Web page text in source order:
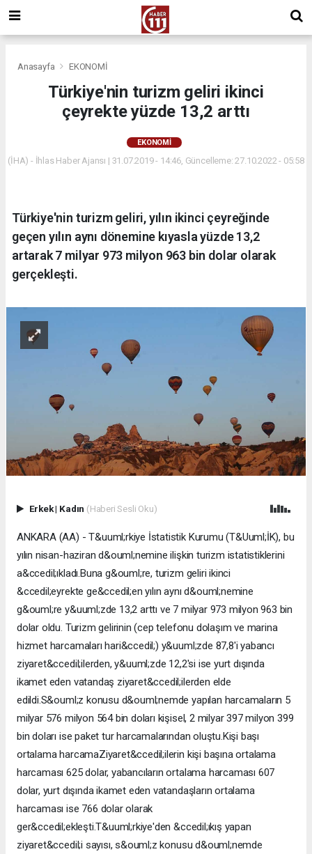
Anasayfa EKONOMİ
Türkiye'nin turizm geliri ikinci
çeyrekte yüzde 13,2 arttı
EKONOMİ
(İHA) - İhlas Haber Ajansı | 31.07.2019 - 14:46, Güncelleme: 27.10.2022 - 05:58
Türkiye'nin turizm geliri, yılın ikinci çeyreğinde
geçen yılın aynı dönemine kıyasla yüzde 13,2
artarak 7 milyar 973 milyon 963 bin dolar olarak
gerçekleşti.
Erkek| Kadın (Haberi Sesli Oku)
ANKARA (AA) - T&uuml;rkiye İstatistik Kurumu (T&Uuml;İK), bu
yılın nisan-haziran d&ouml;nemine ilişkin turizm istatistiklerini
a&ccedil;ıkladı.Buna g&ouml;re, turizm geliri ikinci
&ccedil;eyrekte ge&ccedil;en yılın aynı d&ouml;nemine
g&ouml;re y&uuml;zde 13,2 arttı ve 7 milyar 973 milyon 963 bin
dolar oldu. Turizm gelirinin (cep telefonu dolaşım ve marina
hizmet harcamaları hari&ccedil;) y&uuml;zde 87,8'i yabancı
ziyaret&ccedil;ilerden, y&uuml;zde 12,2'si ise yurt dışında
ikamet eden vatandaş ziyaret&ccedil;ilerden elde
edildi.S&ouml;z konusu d&ouml;nemde yapılan harcamaların 5
milyar 576 milyon 564 bin doları kişisel, 2 milyar 397 milyon 399
bin doları ise paket tur harcamalarından oluştu.Kişi başı
ortalama harcamaZiyaret&ccedil;ilerin kişi başına ortalama
harcaması 625 dolar, yabancıların ortalama harcaması 607
dolar, yurt dışında ikamet eden vatandaşların ortalama
harcaması ise 766 dolar olarak
ger&ccedil;ekleşti.T&uuml;rkiye'den &ccedil;ıkış yapan
ziyaret&ccedil;i sayısı, s&ouml;z konusu d&ouml;nemde